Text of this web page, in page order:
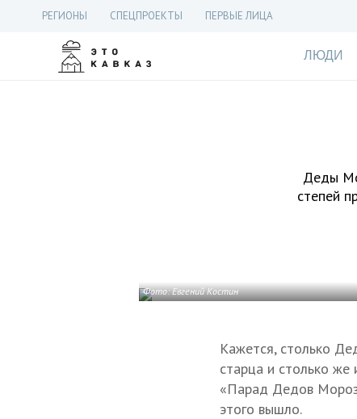
РЕГИОНЫ СПЕЦПРОЕКТЫ ПЕРВЫЕ ЛИЦА
ЛЮДИ
Деды
степей
Фото: Евгений Костин
Кажется, столько
старца и столько же
«Парад Дедов
этого вышло.